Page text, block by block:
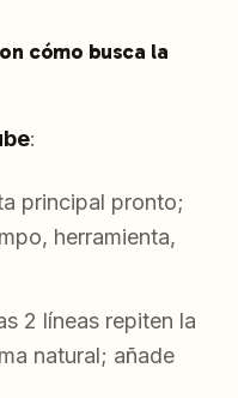
cómo busca la
:
principal pronto;
herramienta,
2 líneas repiten la
natural; añade